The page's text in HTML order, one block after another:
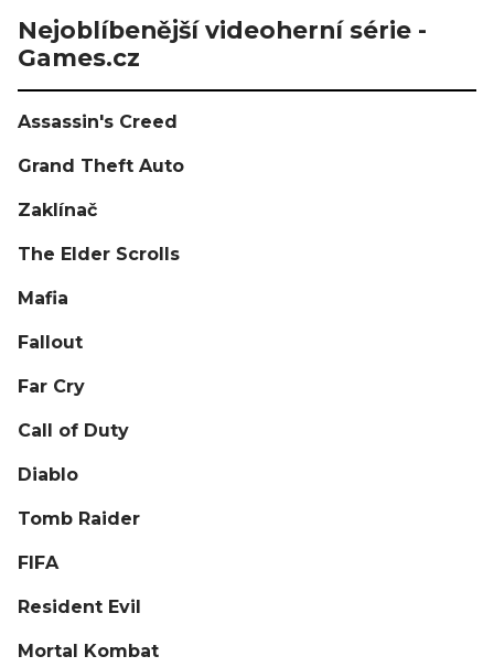
Nejoblíbenější videoherní série -
Games.cz
Assassin's Creed
Grand Theft Auto
Zaklínač
The Elder Scrolls
Mafia
Fallout
Far Cry
Call of Duty
Diablo
Tomb Raider
FIFA
Resident Evil
Mortal Kombat